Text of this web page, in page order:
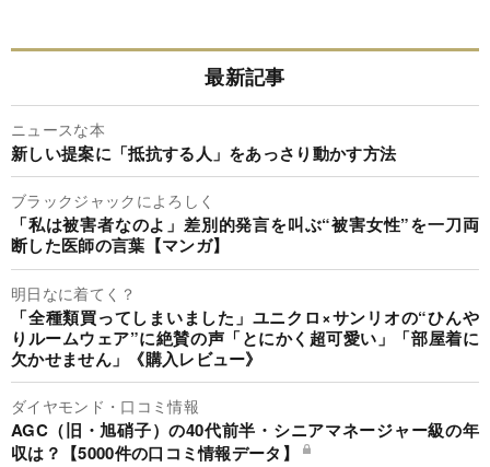
最新記事
ニュースな本
新しい提案に「抵抗する人」をあっさり動かす方法
ブラックジャックによろしく
「私は被害者なのよ」差別的発言を叫ぶ“被害女性”を一刀両
断した医師の言葉【マンガ】
明日なに着てく？
「全種類買ってしまいました」ユニクロ×サンリオの“ひんや
りルームウェア”に絶賛の声「とにかく超可愛い」「部屋着に
欠かせません」《購入レビュー》
ダイヤモンド・口コミ情報
AGC（旧・旭硝子）の40代前半・シニアマネージャー級の年
収は？【5000件の口コミ情報データ】